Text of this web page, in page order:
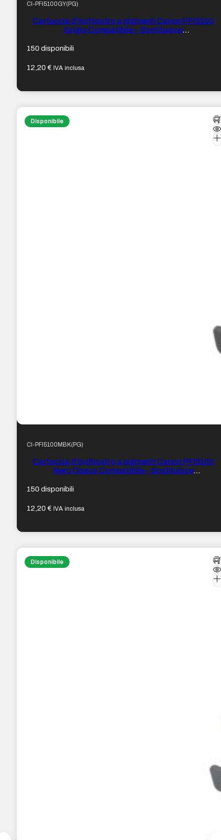
CI-PFI5100GY(PG)
Cartuccia d’Inchiostro a pigmenti Canon PFI5100
Grigio Compatibile – Sostituisce
150 disponibili
12,20€ IVA inclusa
Disponibile
CI-PFI5100MBK(PG)
Cartuccia d’inchiostro a pigmenti Canon PFI5100
Nero Opaca Compatibile – Sostituisce
150 disponibili
12,20€ IVA inclusa
Disponibile